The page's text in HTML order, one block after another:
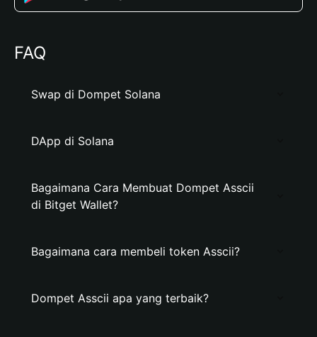
FAQ
Swap di Dompet Solana
DApp di Solana
Bagaimana Cara Membuat Dompet Asscii
di Bitget Wallet?
Bagaimana cara membeli token Asscii?
Dompet Asscii apa yang terbaik?